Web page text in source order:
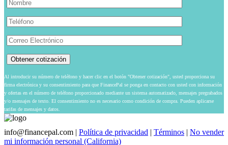
Al introducir su número de teléfono y hacer clic en el botón "Obtener cotización", usted proporciona su
firma electrónica y su consentimiento para que FinancePal se ponga en contacto con usted con información
y ofertas en el número de teléfono proporcionado mediante un sistema automatizado, mensajes pregrabados
y/o mensajes de texto. El consentimiento no es necesario como condición de compra. Pueden aplicarse
tarifas de mensajes y datos.
info@financepal.com | Política de privacidad | Términos | No vender
mi información personal (California)